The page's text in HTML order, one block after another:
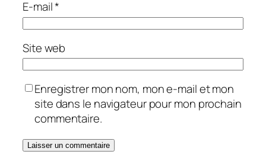
E-mail*
Site web
Enregistrer mon nom, mon e-mail et mon
site dans le navigateur pour mon prochain
commentaire.